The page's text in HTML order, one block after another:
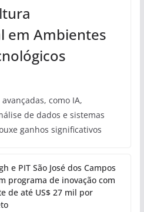
em Ambientes
como IA,
de dados e sistemas
ganhos significativos
e PIT São José dos Campos
programa de inovação com
de até US$ 27 mil por